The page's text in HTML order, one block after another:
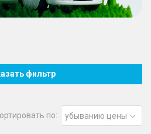
фильтр
по: убыванию цены